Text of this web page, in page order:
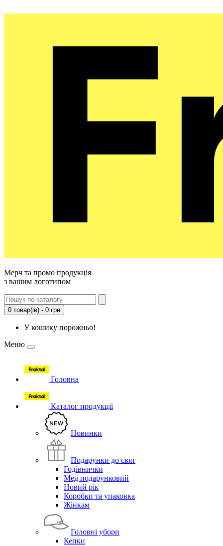
Мерч та промо продукція
з вашим логотипом
0 товар(ів) - 0 грн
У кошику порожньо!
Меню
Головна
Каталог продукції
Новинки
Подарунки до свят
Годівнички
Мед подарунковий
Новий рік
Коробки та упаковка
Жінкам
Головні убори
Кепки